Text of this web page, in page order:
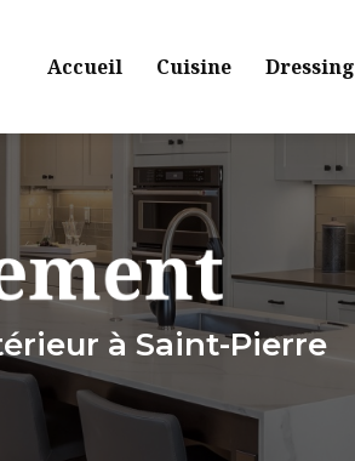
Accueil Cuisine Dressing
à Saint-Pierre